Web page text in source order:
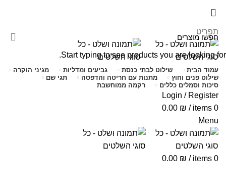
תפריט
עמוד הבית שילוט לבתי כנסת גביעים ומדליות
מגיני הוקרה
שילוט פנים וחוץ
מתנות עם חריטה והדפסה
תגי שם
סיכות וסמלים כללים
רקמה ממוחשבת
Login / Register
0
items
/
0.00 ₪
Menu
0
items
/
0.00 ₪
Start typing to see products you are looking for.